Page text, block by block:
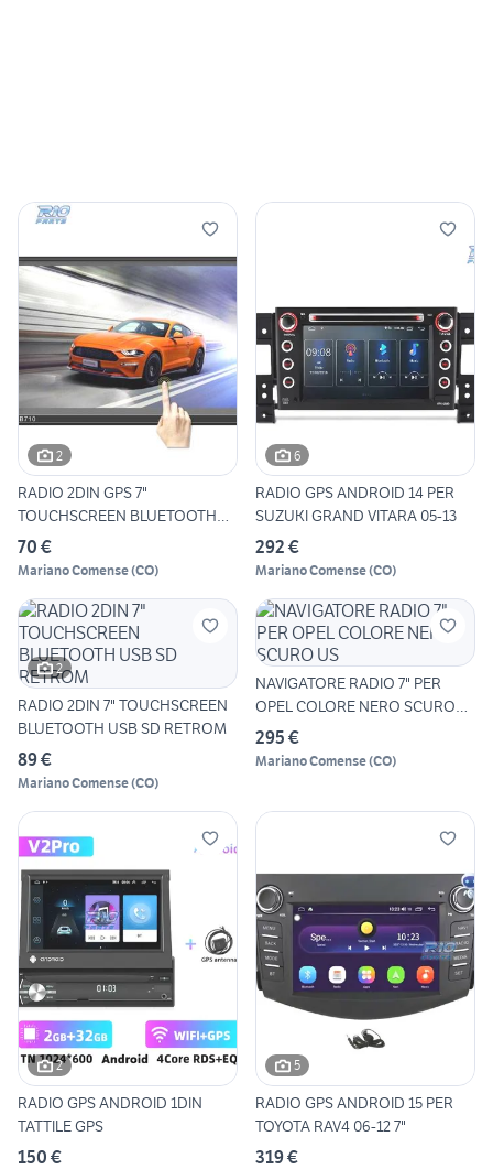
2
RADIO 2DIN GPS 7"
TOUCHSCREEN BLUETOOTH
USB SD
70 €
Mariano Comense(CO)
6
RADIO GPS ANDROID 14 PER
SUZUKI GRAND VITARA 05-13
292 €
Mariano Comense(CO)
2
RADIO 2DIN 7" TOUCHSCREEN
BLUETOOTH USB SD RETROM
89 €
Mariano Comense(CO)
NAVIGATORE RADIO 7" PER
OPEL COLORE NERO SCURO
US
295 €
Mariano Comense(CO)
2
RADIO GPS ANDROID 1DIN
TATTILE GPS
150 €
5
RADIO GPS ANDROID 15 PER
TOYOTA RAV4 06-12 7"
319 €